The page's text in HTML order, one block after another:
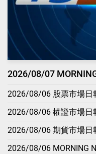
2026/08/07
2026/08/06 股票市場日
2026/08/06 權證市場日
2026/08/06 期貨市場日
2026/08/06 MORNING